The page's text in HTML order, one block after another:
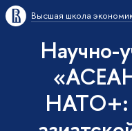
Высшая школа
Научно-
НАТО+: